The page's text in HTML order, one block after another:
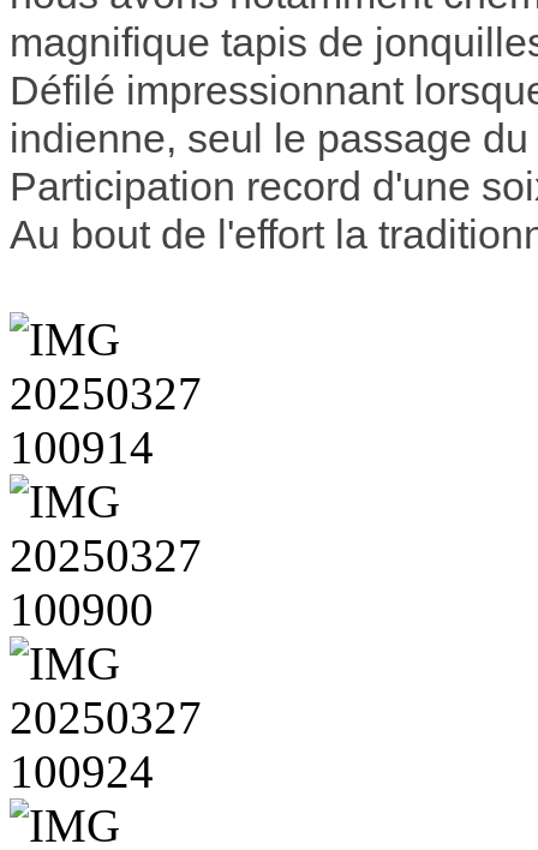
magnifique tapis de
Défilé impressionnant
indienne, seul le passage
Participation record d'une
Au bout de l'effort la